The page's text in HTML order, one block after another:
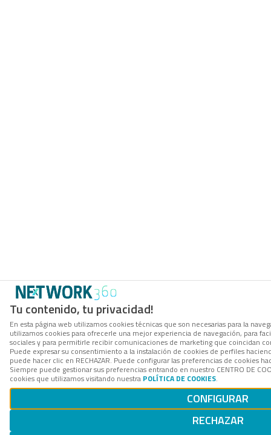
Tu contenido, tu privacidad!
En esta página web utilizamos cookies técnicas que son necesarias para la
utilizamos cookies para ofrecerle una mejor experiencia de navegación, para
sociales y para permitirle recibir comunicaciones de marketing que coincidan
Puede expresar su consentimiento a la instalación de cookies de perfiles
puede hacer clic en RECHAZAR. Puede configurar las preferencias de cookies
Siempre puede gestionar sus preferencias entrando en nuestro CENTRO DE
cookies que utilizamos visitando nuestra POLÍTICA DE COOKIES.
CONFIGURAR
RECHAZAR